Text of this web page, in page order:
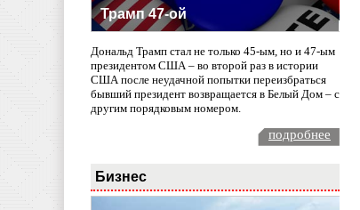
Трамп 47-ой
Дональд Трамп стал не только 45-ым, но и 47-ым
президентом США – во второй раз в истории
США после неудачной попытки переизбраться
бывший президент возвращается в Белый Дом – с
другим порядковым номером.
подробнее
Бизнес